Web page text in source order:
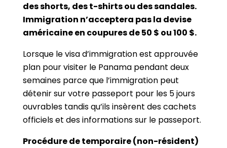
des shorts, des t-shirts ou des sandales.
Immigration n’acceptera pas la devise
américaine en coupures de 50 $ ou 100 $.
Lorsque le visa d’immigration est approuvée
plan pour visiter le Panama pendant deux
semaines parce que l’immigration peut
détenir sur votre passeport pour les 5 jours
ouvrables tandis qu’ils insèrent des cachets
officiels et des informations sur le passeport.
Procédure de temporaire (non-résident)